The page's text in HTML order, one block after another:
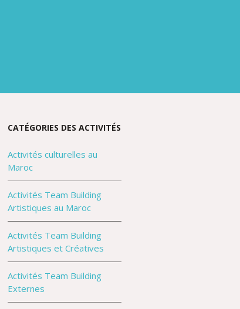
CATÉGORIES DES ACTIVITÉS
Activités culturelles au
Maroc
Activités Team Building
Artistiques au Maroc
Activités Team Building
Artistiques et Créatives
Activités Team Building
Externes